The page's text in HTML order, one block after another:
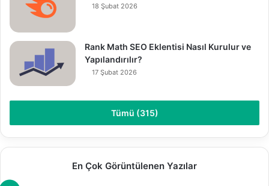
18 Şubat 2026
Rank Math SEO Eklentisi Nasıl Kurulur ve
Yapılandırılır?
17 Şubat 2026
Tümü (315)
En Çok Görüntülenen Yazılar